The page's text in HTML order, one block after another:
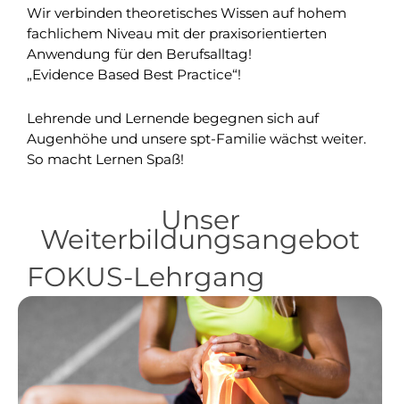
Wir verbinden theoretisches Wissen auf hohem
fachlichem Niveau mit der praxisorientierten
Anwendung für den Berufsalltag!
„Evidence Based Best Practice“!
Lehrende und Lernende begegnen sich auf
Augenhöhe und unsere spt-Familie wächst weiter.
So macht Lernen Spaß!
Unser
Weiterbildungsangebot
FOKUS-Lehrgang